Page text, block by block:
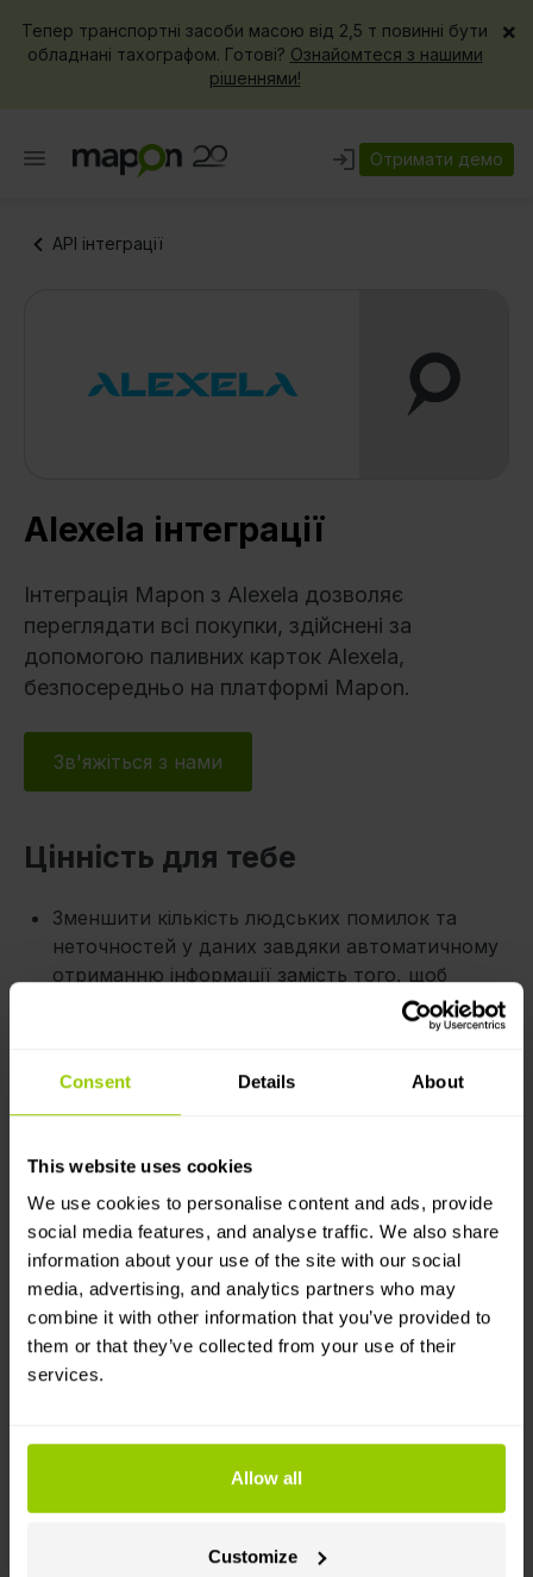
Consent Details About
This website uses cookies
We use cookies to personalise content and ads, provide
social media features, and analyse traffic. We also share
information about your use of the site with our social
media, advertising, and analytics partners who may
combine it with other information that you’ve provided to
them or that they’ve collected from your use of their
services.
Allow all
Customize
Тепер транспортні засоби масою від 2,5 т повинні бути
обладнані тахографом. Готові? Ознайомтеся з нашими
рішеннями!
×
Отримати демо
API інтеграції
Alexela інтеграції
Інтеграція Mapon з Alexela дозволяє
переглядати всі покупки, здійснені за
допомогою паливних карток Alexela,
безпосередньо на платформі Mapon.
Зв'яжіться з нами
Цінність для тебе
Зменшити кількість людських помилок та
неточностей у даних завдяки автоматичному
отриманню інформації замість того, щоб
Зменшити адміністративне навантаження,
замість оцифрування паперових квитанцій.
Легше контролювати витрати, відстежувати
отримуючи всі дані про пальне з різних
паливних карток в одному місці.
Як це працює
Вам знадобляться облікові записи Mapon та
Alexela, а також паливна картка Alexela. Далі
Покупки реєструються в системі Alexela,
потім інформація надсилається на платформу
Дані оновлюються автоматично раз на добу.